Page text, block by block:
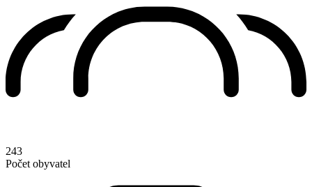
243
Počet obyvatel